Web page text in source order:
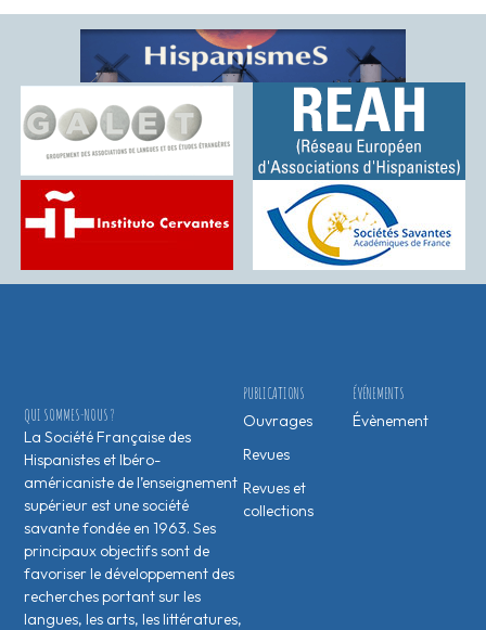
ÉVÉNEMENTS
Évènement
PUBLICATIONS
Ouvrages
Revues
Revues et
collections
QUI SOMMES-NOUS ?
La Société Française des
Hispanistes et Ibéro-
américaniste de l’enseignement
supérieur est une société
savante fondée en 1963. Ses
principaux objectifs sont de
favoriser le développement des
recherches portant sur les
langues, les arts, les littératures,